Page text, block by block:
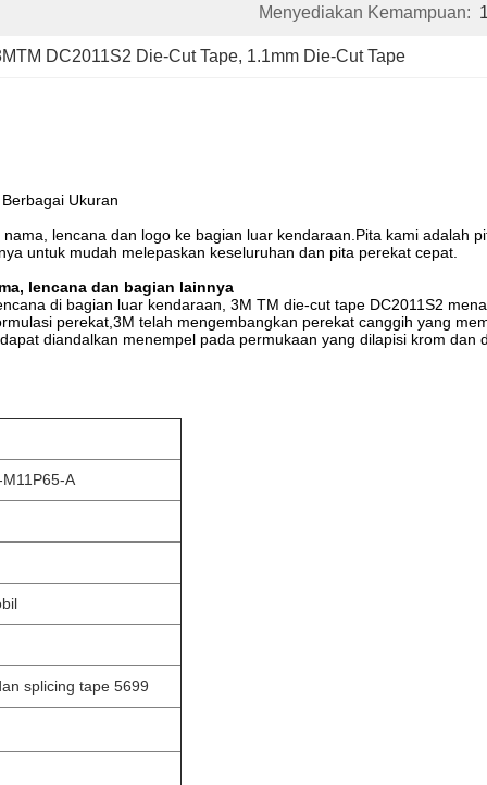
Menyediakan Kemampuan:
DC2011S2 Die-Cut Tape, 1.1mm Die-Cut Tape
Ukuran
lencana dan logo ke bagian luar kendaraan. Pita kami adalah
untuk mudah melepaskan keseluruhan dan pita perekat cepat.
lencana dan bagian lainnya
di bagian luar kendaraan, 3M TM die-cut tape DC2011S2
perekat,3M telah mengembangkan perekat canggih yang
diandalkan menempel pada permukaan yang dilapisi krom dan
A
splicing tape 5699